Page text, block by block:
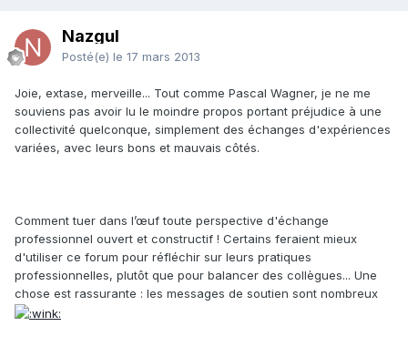
Nazgul
Posté(e) le 17 mars 2013
Joie, extase, merveille... Tout comme Pascal Wagner, je ne me
souviens pas avoir lu le moindre propos portant préjudice à une
collectivité quelconque, simplement des échanges d'expériences
variées, avec leurs bons et mauvais côtés.
Comment tuer dans l’œuf toute perspective d'échange
professionnel ouvert et constructif ! Certains feraient mieux
d'utiliser ce forum pour réfléchir sur leurs pratiques
professionnelles, plutôt que pour balancer des collègues... Une
chose est rassurante : les messages de soutien sont nombreux